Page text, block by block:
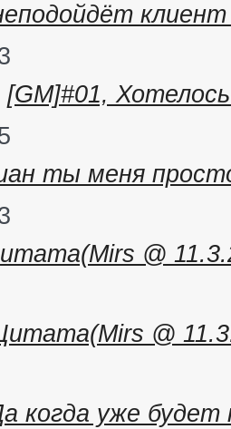
клиент
[GM]#01,
ты меня
@
@
когда уже будет